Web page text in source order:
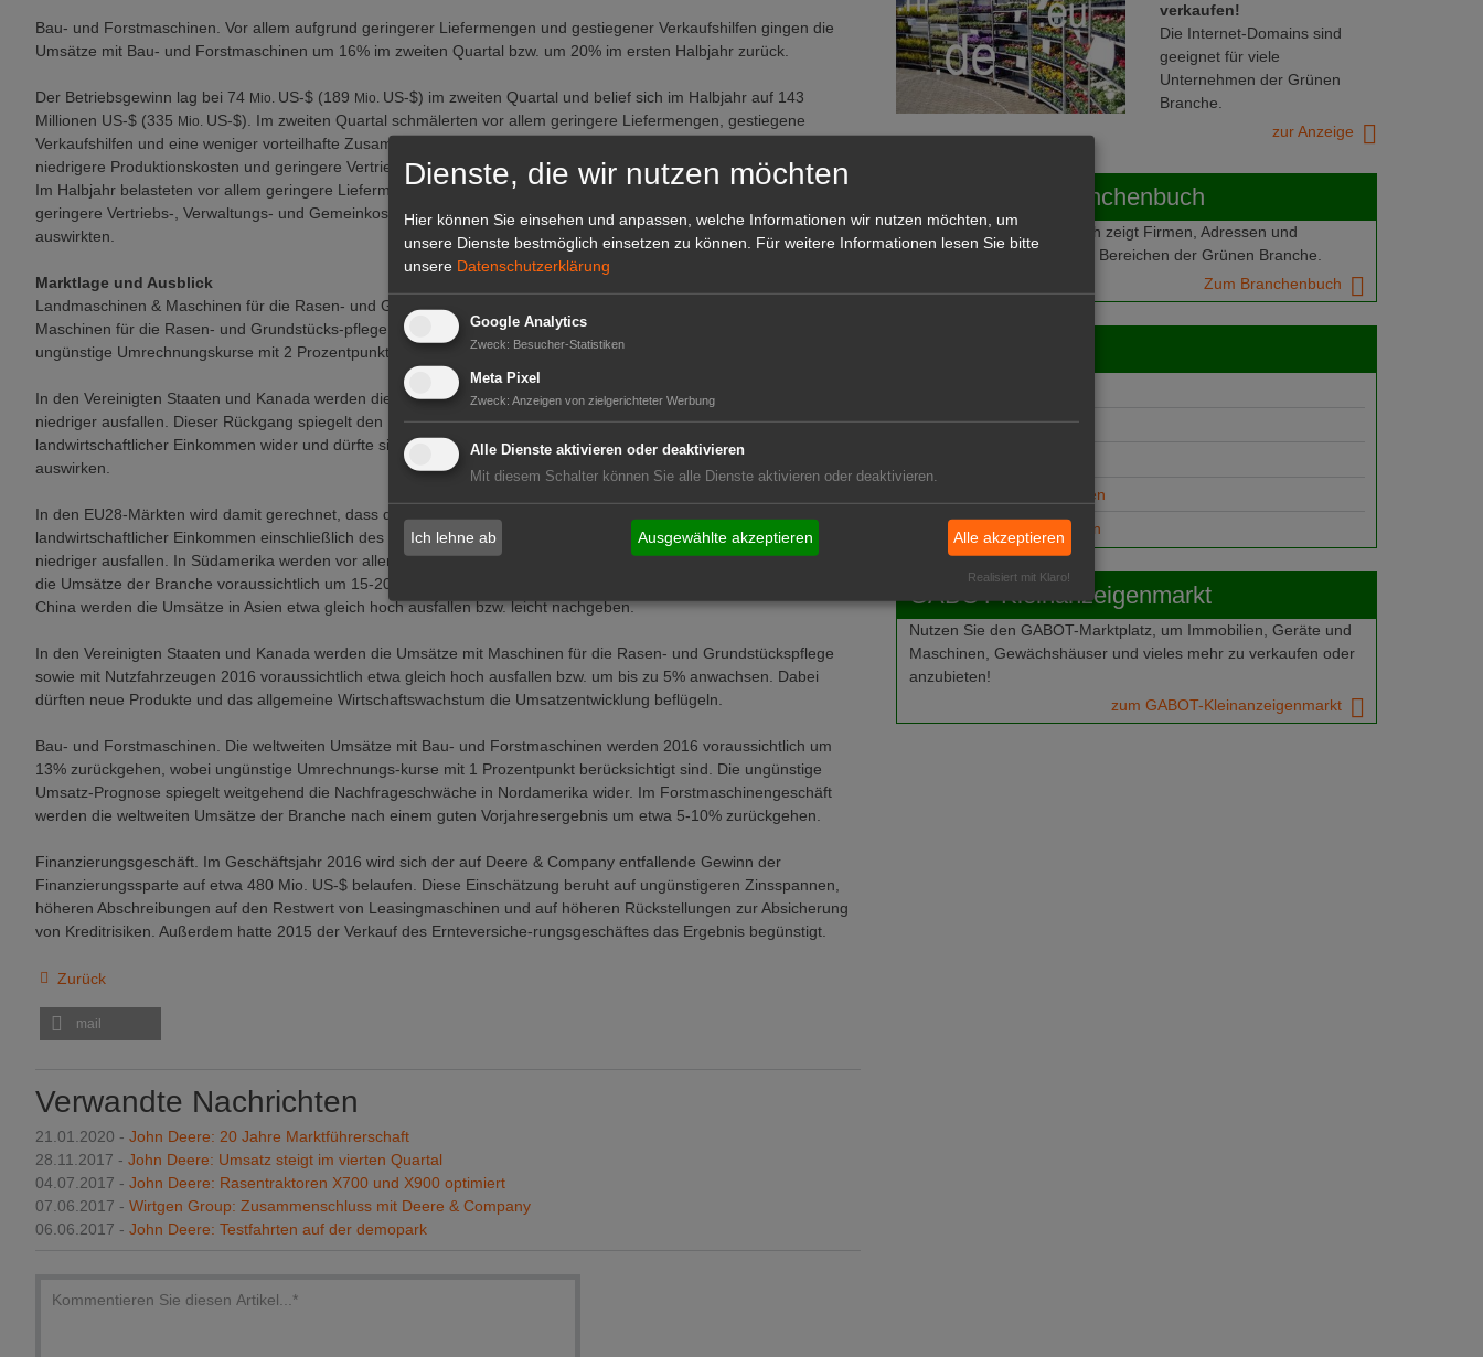
Bau- und Forstmaschinen. Vor allem aufgrund geringerer Liefermengen und gestiegener Verkaufshilfen gingen die
Umsätze mit Bau- und Forstmaschinen um 16% im zweiten Quartal bzw. um 20% im ersten Halbjahr zurück.
Der Betriebsgewinn lag bei 74 Mio. US-$ (189 Mio. US-$) im zweiten Quartal und belief sich im Halbjahr auf 143
Millionen US-$ (335 Mio. US-$). Im zweiten Quartal schmälerten vor allem geringere Liefermengen, gestiegene
Verkaufshilfen und eine weniger vorteilhafte Zusammensetzung des Produktprogramms das Ergebnis, während
niedrigere Produktionskosten und geringere Vertriebs-, Verwaltungs- und Gemeinkosten das Ergebnis begünstigten.
Im Halbjahr belasteten vor allem geringere Liefermengen und gestiegene Verkaufshilfen das Ergebnis, während sich
geringere Vertriebs-, Verwaltungs- und Gemeinkosten und niedrigere Produktionskosten vorteilhaft auf die Resultate
auswirkten.
Marktlage und Ausblick
Landmaschinen & Maschinen für die Rasen- und Grundstückspflege. IDie weltweiten Umsätze mit Landmaschinen &
Maschinen für die Rasen- und Grundstücks-pflege werden 2016 voraussichtlich um etwa 8% zurückgehen, worin
ungünstige Umrechnungskurse mit 2 Prozentpunkten berücksichtigt sind.
In den Vereinigten Staaten und Kanada werden die Umsätze der Branche 2016 voraussichtlich um etwa 15-20%
niedriger ausfallen. Dieser Rückgang spiegelt den Einfluss niedriger Erzeugerpreise und stagnierender
landwirtschaftlicher Einkommen wider und dürfte sich vor allem auf den Verkauf leistungsstarker Maschinen
auswirken.
In den EU28-Märkten wird damit gerechnet, dass die Branchenumsätze 2016 aufgrund niedriger Erzeugerpreise und
landwirtschaftlicher Einkommen einschließlich des hohen Drucks auf die Milcherzeuger gleich hoch oder um 5%
niedriger ausfallen. In Südamerika werden vor allem wegen wirtschaftlicher und politischer Schwierigkeiten in Brasilien
die Umsätze der Branche voraussichtlich um 15-20% zurückgehen. Zum Teil im Gefolge einer Konjunkturschwäche in
China werden die Umsätze in Asien etwa gleich hoch ausfallen bzw. leicht nachgeben.
In den Vereinigten Staaten und Kanada werden die Umsätze mit Maschinen für die Rasen- und Grundstückspflege
sowie mit Nutzfahrzeugen 2016 voraussichtlich etwa gleich hoch ausfallen bzw. um bis zu 5% anwachsen. Dabei
dürften neue Produkte und das allgemeine Wirtschaftswachstum die Umsatzentwicklung beflügeln.
Bau- und Forstmaschinen. Die weltweiten Umsätze mit Bau- und Forstmaschinen werden 2016 voraussichtlich um
13% zurückgehen, wobei ungünstige Umrechnungs-kurse mit 1 Prozentpunkt berücksichtigt sind. Die ungünstige
Umsatz-Prognose spiegelt weitgehend die Nachfrageschwäche in Nordamerika wider. Im Forstmaschinengeschäft
werden die weltweiten Umsätze der Branche nach einem guten Vorjahresergebnis um etwa 5-10% zurückgehen.
Finanzierungsgeschäft. Im Geschäftsjahr 2016 wird sich der auf Deere & Company entfallende Gewinn der
Finanzierungssparte auf etwa 480 Mio. US-$ belaufen. Diese Einschätzung beruht auf ungünstigeren Zinsspannen,
höheren Abschreibungen auf den Restwert von Leasingmaschinen und auf höheren Rückstellungen zur Absicherung
von Kreditrisiken. Außerdem hatte 2015 der Verkauf des Ernteversiche-rungsgeschäftes das Ergebnis begünstigt.
Zurück
mail
Verwandte Nachrichten
21.01.2020 - John Deere: 20 Jahre Marktführerschaft
28.11.2017 - John Deere: Umsatz steigt im vierten Quartal
04.07.2017 - John Deere: Rasentraktoren X700 und X900 optimiert
07.06.2017 - Wirtgen Group: Zusammenschluss mit Deere & Company
06.06.2017 - John Deere: Testfahrten auf der demopark
verkaufen!
Die Internet-Domains sind
geeignet für viele
Unternehmen der Grünen
Branche.
zur Anzeige
Das GABOT-Branchenbuch
Das GABOT-Branchenbuch zeigt Firmen, Adressen und
Telefonnummern aus allen Bereichen der Grünen Branche.
Zum Branchenbuch
Job-Gesuche
Stellenanzeige aufgeben
Stellengesuch aufgeben
GABOT-Kleinanzeigenmarkt
Nutzen Sie den GABOT-Marktplatz, um Immobilien, Geräte und
Maschinen, Gewächshäuser und vieles mehr zu verkaufen oder
anzubieten!
zum GABOT-Kleinanzeigenmarkt
Dienste, die wir nutzen möchten
Hier können Sie einsehen und anpassen, welche Informationen wir nutzen möchten, um
unsere Dienste bestmöglich einsetzen zu können.
Für weitere Informationen lesen Sie bitte
unsere Datenschutzerklärung
Google Analytics
Zweck: Besucher-Statistiken
Meta Pixel
Zweck: Anzeigen von zielgerichteter Werbung
Alle Dienste aktivieren oder deaktivieren
Mit diesem Schalter können Sie alle Dienste aktivieren oder deaktivieren.
Ich lehne ab Ausgewählte akzeptieren Alle akzeptieren
Realisiert mit Klaro!